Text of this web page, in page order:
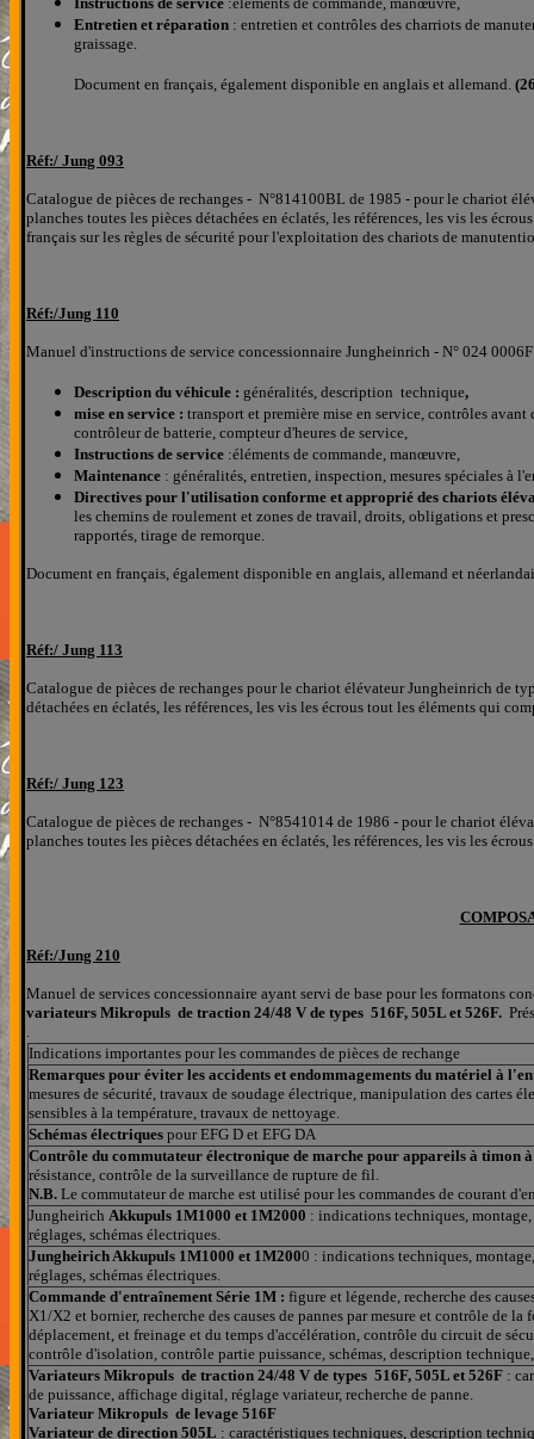
Entretien et réparation : entretien et contrôles des charriots de
graissage.
Document en français, également disponible en anglais et allemand.
Réf:/ Jung 093
Catalogue de pièces de rechanges - N°814100BL de 1985 - pour le chariot
planches toutes les pièces détachées en éclatés, les références, les vis les
français sur les règles de sécurité pour l'exploitation des chariots de
Réf:/Jung 110
Manuel d'instructions de service concessionnaire Jungheinrich - N° 024
Description du véhicule : généralités, description technique,
mise en service : transport et première mise en service, contrôles
contrôleur de batterie, compteur d'heures de service,
Instructions de service :éléments de commande, manœuvre,
Maintenance : généralités, entretien, inspection, mesures spéciales à
Directives pour l'utilisation conforme et approprié des chariots
les chemins de roulement et zones de travail, droits, obligations et
rapportés, tirage de remorque.
Document en français, également disponible en anglais, allemand et
Réf:/ Jung 113
Catalogue de pièces de rechanges pour le chariot élévateur Jungheinrich de
détachées en éclatés, les références, les vis les écrous tout les éléments qui
Réf:/ Jung 123
Catalogue de pièces de rechanges - N°8541014 de 1986 - pour le chariot
planches toutes les pièces détachées en éclatés, les références, les vis les
Réf:/Jung 210
Manuel de services concessionnaire ayant servi de base pour les formatons
variateurs Mikropuls de traction 24/48 V de types 516F, 505L et 526F.
.
Indications importantes pour les commandes de pièces de rechange
Remarques pour éviter les accidents et endommagements du matériel à
mesures de sécurité, travaux de soudage électrique, manipulation des cartes
sensibles à la température, travaux de nettoyage.
Schémas électriques pour EFG D et EFG DA
Contrôle du commutateur électronique de marche pour appareils à timon
résistance, contrôle de la surveillance de rupture de fil.
N.B. Le commutateur de marche est utilisé pour les commandes de courant
Jungheirich Akkupuls 1M1000 et 1M2000 : indications techniques,
réglages, schémas électriques.
JungheirichAkkupuls 1M1000 et 1M2000 : indications techniques,
réglages, schémas électriques.
Commande d'entraînement Série 1M : figure et légende, recherche des
X1/X2 et bornier, recherche des causes de pannes par mesure et contrôle de
déplacement, et freinage et du temps d'accélération, contrôle du circuit de
contrôle d'isolation, contrôle partie puissance, schémas, description
Variateurs Mikropuls de traction 24/48 V de types 516F, 505L et 526F :
de puissance, affichage digital, réglage variateur, recherche de panne.
Variateur Mikropuls de levage 516F
Variateur de direction 505L : caractéristiques techniques, description